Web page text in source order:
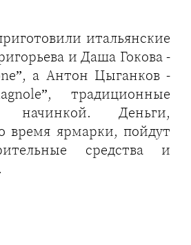
итальянские
и Даша Гокова -
а Антон Цыганков -
традиционные
Деньги,
время ярмарки, пойдут
средства и